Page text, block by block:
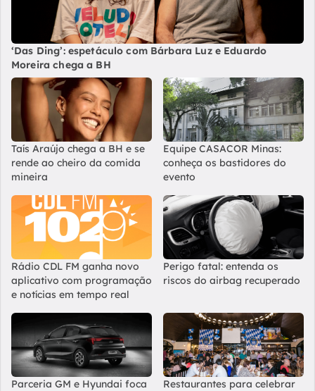
‘Das Ding’: espetáculo com Bárbara Luz e Eduardo
Moreira chega a BH
Taís Araújo chega a BH e se
rende ao cheiro da comida
mineira
Equipe CASACOR Minas:
conheça os bastidores do
evento
Rádio CDL FM ganha novo
aplicativo com programação
e notícias em tempo real
Perigo fatal: entenda os
riscos do airbag recuperado
Parceria GM e Hyundai foca
Restaurantes para celebrar